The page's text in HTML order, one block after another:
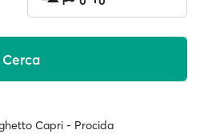
Cerca
Capri - Procida